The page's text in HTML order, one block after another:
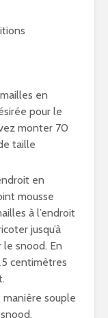
en
pour le
monter 70
taille
en
mousse
à l’endroit
jusqu’à
snood. En
centimètres
souple